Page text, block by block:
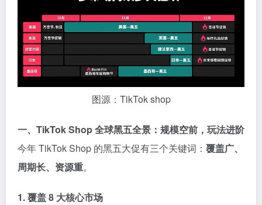
图源：TikTok shop
一、TikTok Shop 全球黑五全景：规模空前，玩法进阶
今年 TikTok Shop 的黑五大促有三个关键词： 覆盖广、
周期长、资源重。
1. 覆盖 8 大核心市场